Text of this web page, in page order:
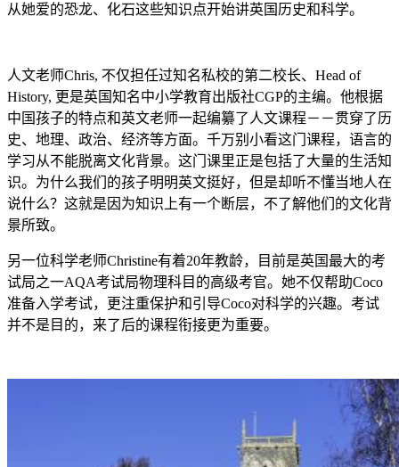
从她爱的恐龙、化石这些知识点开始讲英国历史和科学。
人文老师Chris, 不仅担任过知名私校的第二校长、Head of
History, 更是英国知名中小学教育出版社CGP的主编。他根据
中国孩子的特点和英文老师一起编纂了人文课程－－贯穿了历
史、地理、政治、经济等方面。千万别小看这门课程，语言的
学习从不能脱离文化背景。这门课里正是包括了大量的生活知
识。为什么我们的孩子明明英文挺好，但是却听不懂当地人在
说什么？这就是因为知识上有一个断层，不了解他们的文化背
景所致。
另一位科学老师Christine有着20年教龄，目前是英国最大的考
试局之一AQA考试局物理科目的高级考官。她不仅帮助Coco
准备入学考试，更注重保护和引导Coco对科学的兴趣。考试
并不是目的，来了后的课程衔接更为重要。